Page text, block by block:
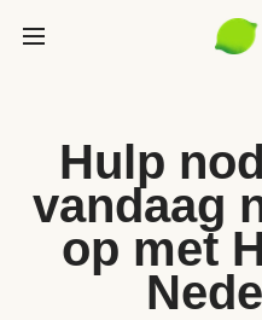
Hulp
vandaag
op met